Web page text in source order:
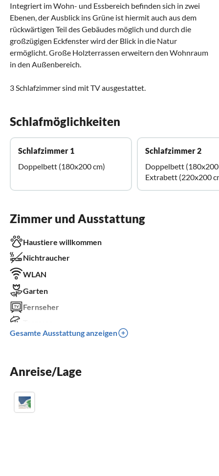
Integriert im Wohn- und Essbereich befinden sich in zwei
Ebenen, der Ausblick ins Grüne ist hiermit auch aus dem
rückwärtigen Teil des Gebäudes möglich und durch die
großzügigen Eckfenster wird der Blick in die Natur
ermöglicht. Große Holzterrassen erweitern den Wohnraum
in den Außenbereich.
3 Schlafzimmer sind mit TV ausgestattet.
Schlafmöglichkeiten
Schlafzimmer 1
Doppelbett (180x200 cm)
Schlafzimmer 2
Doppelbett (180x200
Extrabett (220x200
Zimmer und Ausstattung
Haustiere willkommen
Nichtraucher
WLAN
Garten
Fernseher
Spülmaschine
Sauna
Gesamte Ausstattung anzeigen
Anreise/Lage